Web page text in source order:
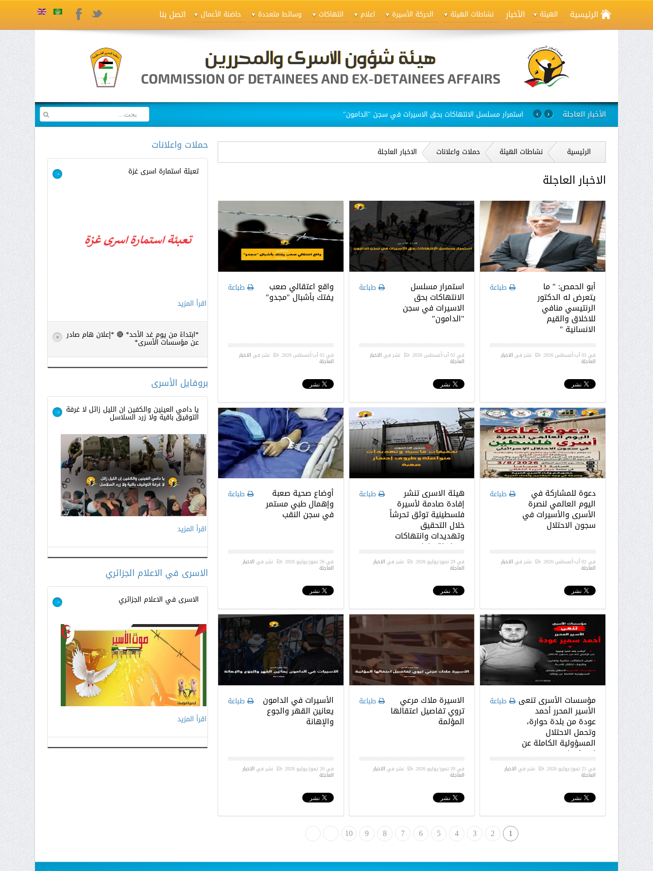
الرئيسية الهيئة الأخبار نشاطات الهيئة الحركة الأسيرة اعلام انتهاكات وسائط متعددة حاضنة الأعمال اتصل بنا FacebookTwitter
الأخبار العاجلة استمرار مسلسل الانتهاكات بحق الاسيرات في سجن "الدامون" › ‹
الرئيسية نشاطات الهيئة حملات واعلانات الاخبار العاجلة
الاخبار العاجلة
طباعة أبو الحمص: " ما
يتعرض له الدكتور
الرنتيسي منافي
للاخلاق والقيم
الانسانية "
في03 آب/أغسطس 2026 . نشر في الاخبار
العاجلة
طباعة دعوة للمشاركة في
اليوم العالمي لنصرة
الأسرى والأسيرات في
سجون الاحتلال
في02 آب/أغسطس 2026 . نشر في الاخبار
العاجلة
طباعة مؤسسات الأسرى تنعى
الأسير المحرر أحمد
عودة من بلدة حوارة،
وتحمل الاحتلال
المسؤولية الكاملة عن
استشهاده
في 21 تموز/يوليو 2026 . نشر في الاخبار
العاجلة
طباعة استمرار مسلسل
الانتهاكات بحق
الاسيرات في سجن
"الدامون"
في02 آب/أغسطس 2026 . نشر في الاخبار
العاجلة
طباعة هيئة الاسرى تنشر
إفادة صادمة لأسيرة
فلسطينية توثق تحرشاً
خلال التحقيق
وتهديدات وانتهاكات
متواصلة داخل سجون
الاحتلال
في29 تموز/يوليو 2026 . نشر في الاخبار
العاجلة
طباعة الاسيرة ملاك مرعي
تروي تفاصيل اعتقالها
المؤلمة
في20 تموز/يوليو 2026 . نشر في الاخبار
العاجلة
طباعة واقع اعتقالي صعب
يفتك بأشبال "مجدو"
في02 آب/أغسطس 2026 . نشر في الاخبار
العاجلة
طباعة أوضاع صحية صعبة
وإهمال طبي مستمر
في سجن النقب
في26 تموز/يوليو 2026 . نشر في الاخبار
العاجلة
طباعة الأسيرات في الدامون
يعانين القهر والجوع
والإهانة
في20 تموز/يوليو 2026 . نشر في الاخبار
العاجلة
1
2
3
4
5
6
7
8
9
10
» النهاية
حملات واعلانات
تعبئة استمارة اسرى غزة >
اقرأ المزيد
*ابتداءً من يوم غد الأحد* 🔴 *إعلان هام صادر
عن مؤسسات الأسرى* >
اقرأ المزيد
بروفايل الأسرى
يا دامي العينين والكفين ان الليل زائل لا غرفة
التوقيق باقية ولا زرد السلاسل >
اقرأ المزيد
الاسرى في الاعلام الجزائري
الاسرى في الاعلام الجزائري >
اقرأ المزيد